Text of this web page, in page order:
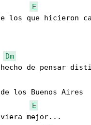
E
los que hicieron
Dm
E